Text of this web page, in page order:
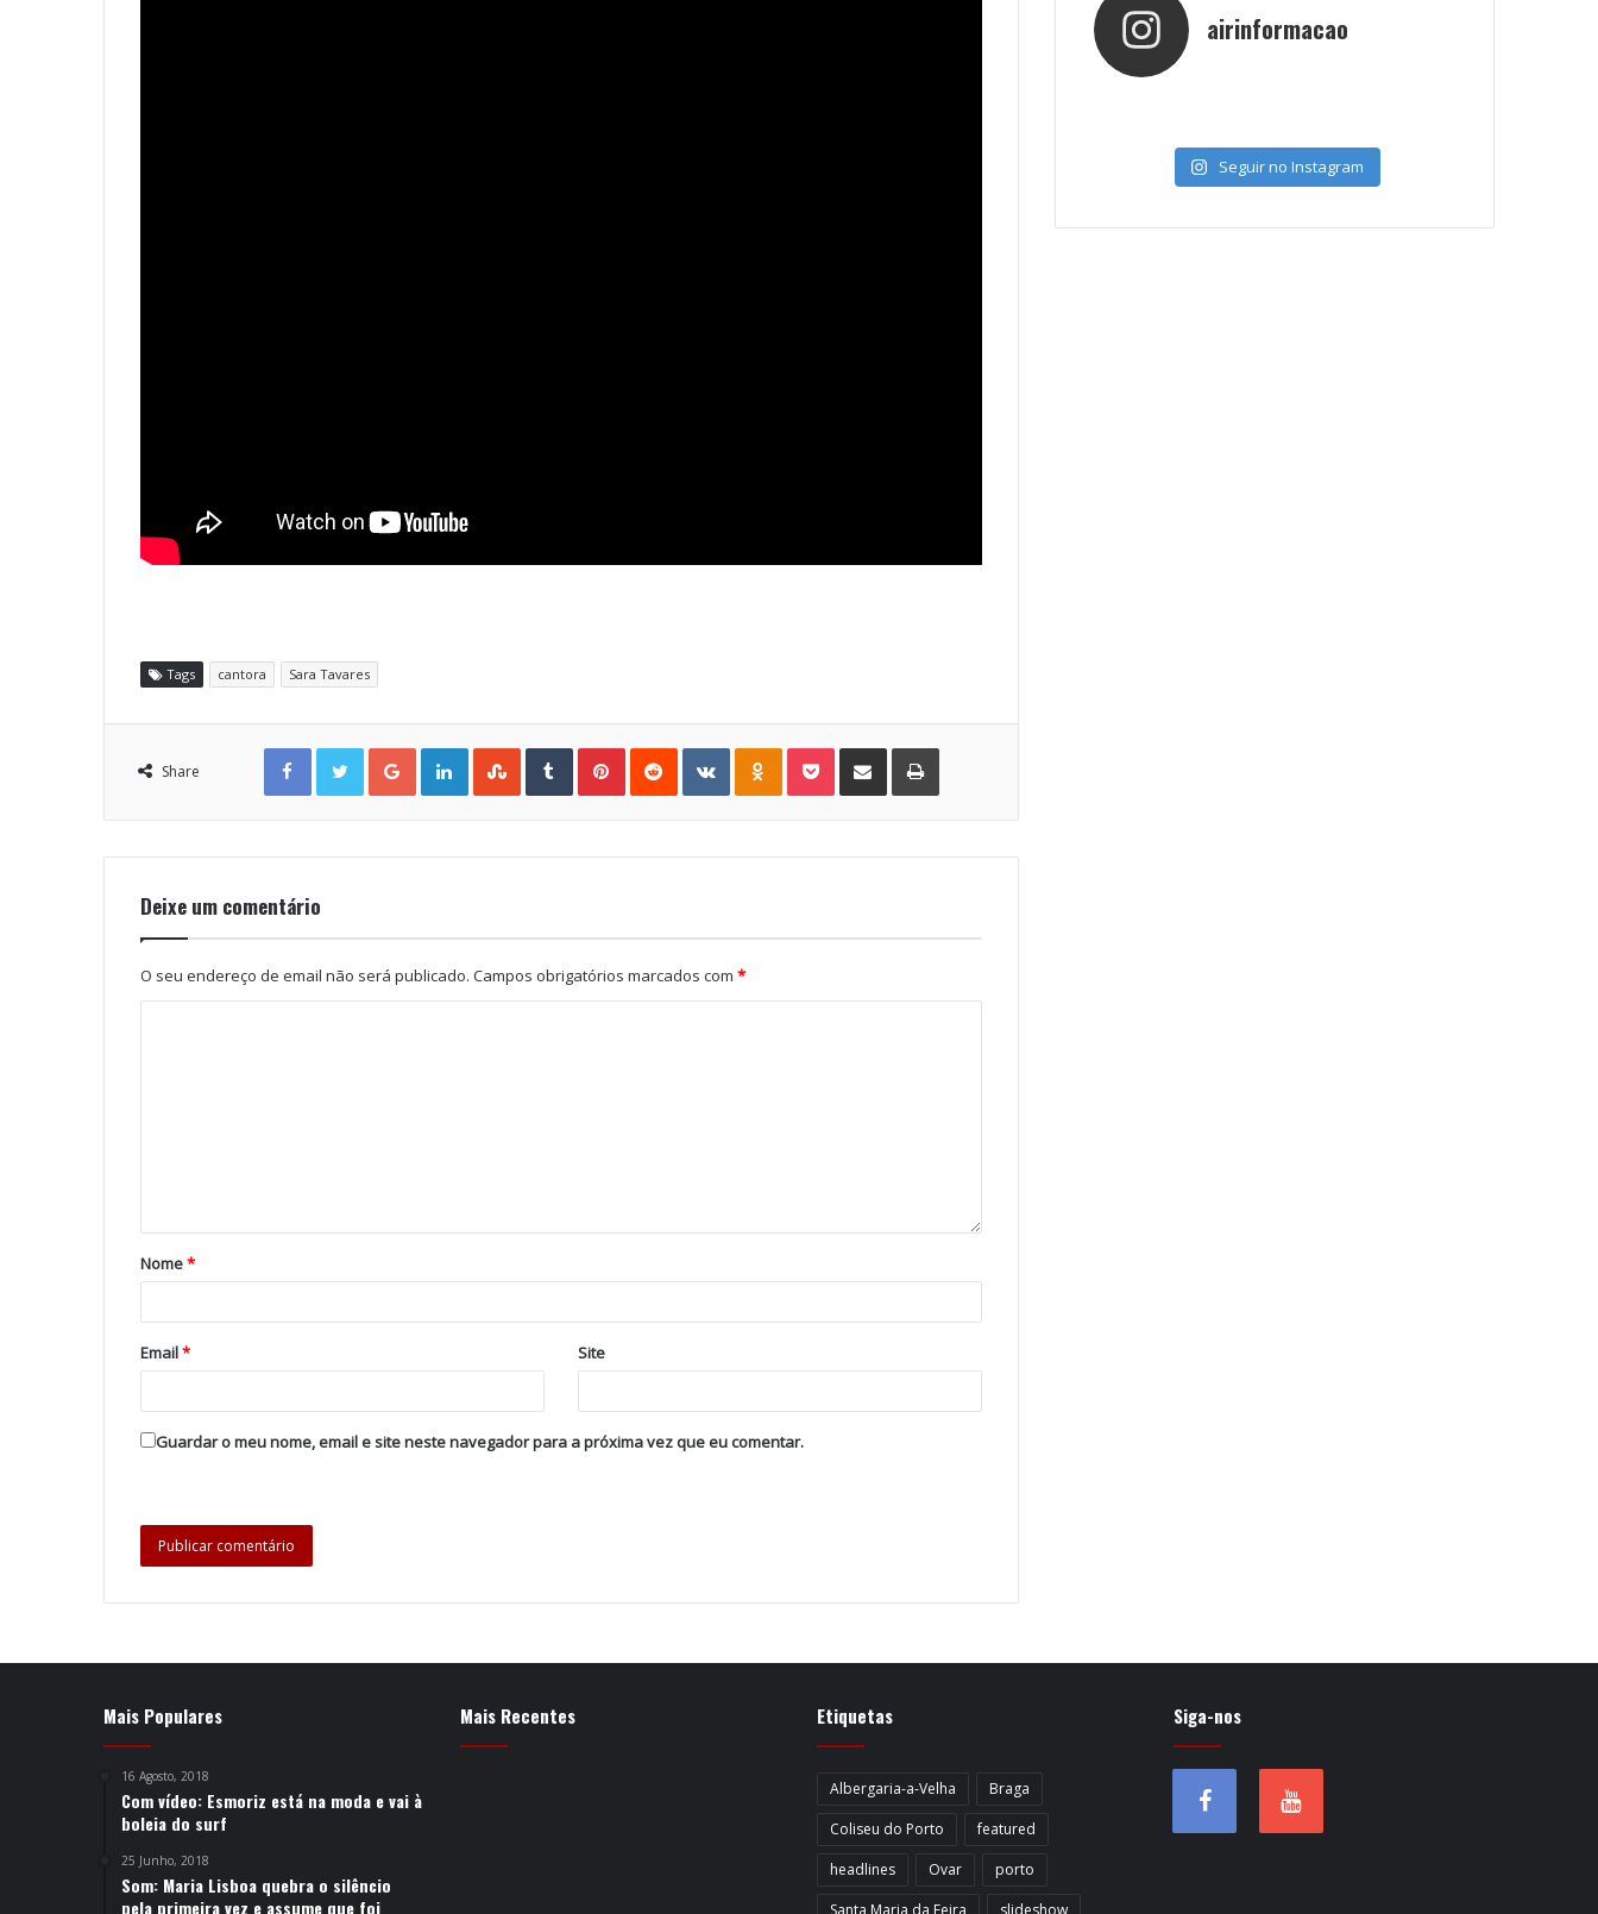
Tags cantora Sara Tavares
Share
Facebook Twitter Google+ LinkedIn StumbleUpon Tumblr Pinterest Reddit VKontakte Odnoklassniki Pocket Share via Email Print
Deixe um comentário
O seu endereço de email não será publicado. Campos obrigatórios marcados com *
Nome*
Email* Site
Guardar o meu nome, email e site neste navegador para a próxima vez que eu comentar.
airinformacao
Seguir no Instagram
Mais Populares
16 Agosto, 2018
Com vídeo: Esmoriz está na moda e vai à
boleia do surf
25 Junho, 2018
Som: Maria Lisboa quebra o silêncio
pela primeira vez e assume que foi
Mais Recentes Etiquetas
Albergaria-a-Velha
Braga
Coliseu do Porto
featured
headlines
Ovar
porto
Santa Maria da Feira
slideshow
Siga-nos